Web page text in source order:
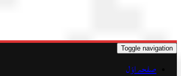
Toggle navigation
صفحہ اوّل